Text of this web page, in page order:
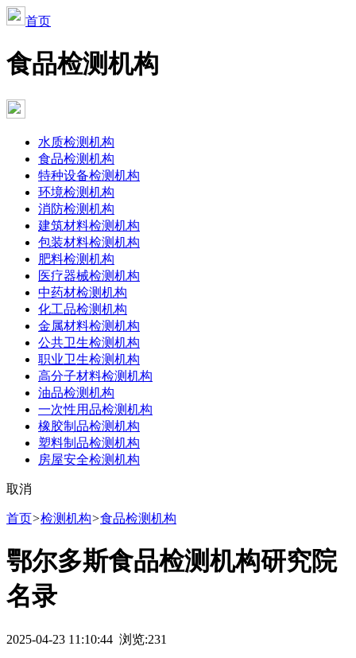
首页
食品检测机构
水质检测机构
食品检测机构
特种设备检测机构
环境检测机构
消防检测机构
建筑材料检测机构
包装材料检测机构
肥料检测机构
医疗器械检测机构
中药材检测机构
化工品检测机构
金属材料检测机构
公共卫生检测机构
职业卫生检测机构
高分子材料检测机构
油品检测机构
一次性用品检测机构
橡胶制品检测机构
塑料制品检测机构
房屋安全检测机构
取消
首页>检测机构>食品检测机构
鄂尔多斯食品检测机构研究院
名录
2025-04-23 11:10:44 浏览:231